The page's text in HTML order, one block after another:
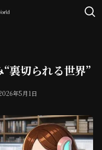
裏切られる世界”
年5月1日